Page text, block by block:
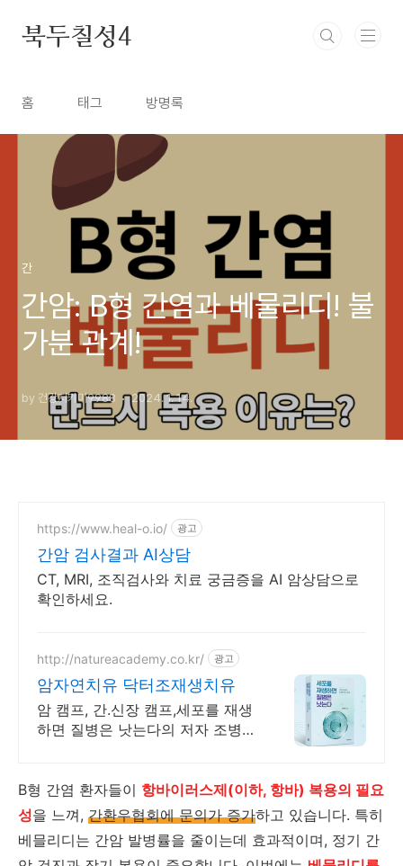
북두칠성4
홈 태그 방명록
간
간암: B형 간염과 베물리디! 불
가분 관계!
by 건강지키미9988 2024. 1. 14.
https://www.heal-o.io/ 광고
간암 검사결과 AI상담
CT, MRI, 조직검사와 치료 궁금증을 AI 암상담으로
확인하세요.
http://natureacademy.co.kr/ 광고
암자연치유 닥터조재생치유
암 캠프, 간.신장 캠프,세포를 재생
하면 질병은 낫는다의 저자 조병식
B형 간염 환자들이 항바이러스제(이하, 항바) 복용의 필요
성을 느껴, 간환우협회에 문의가 증가하고 있습니다. 특히
베믈리디는 간암 발병률을 줄이는데 효과적이며, 정기 간